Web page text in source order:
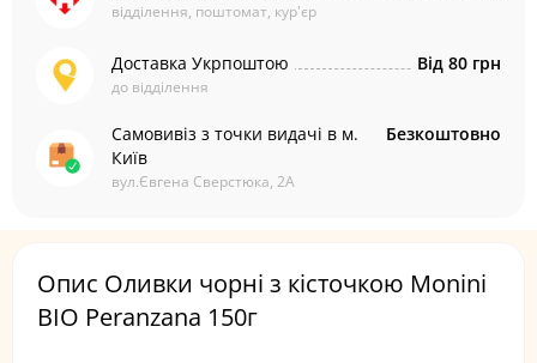
відділення, поштомат, кур'єр
Доставка Укрпоштою
до відділення
Від 80 грн
Самовивіз з точки видачі в м.
Київ
вул.Євгена Сверстюка, 2А
Безкоштовно
Опис Оливки чорні з кісточкою Monini
BIO Peranzana 150г